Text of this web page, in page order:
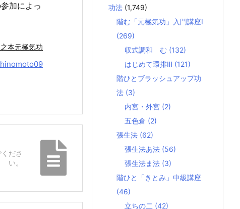
加によっ
本元極気功
hinomoto09
ださ
い。
功法 (1,749)
階む「元極気功」入門講座Ⅰ
(269)
収式調和 む (132)
はじめて環排Ⅲ (121)
階ひとブラッシュアップ功
法 (3)
内宮・外宮 (2)
五色倉 (2)
張生法 (62)
張生法あ法 (56)
張生法ま法 (3)
階ひと「きとみ」中級講座
(46)
立ちの二 (42)